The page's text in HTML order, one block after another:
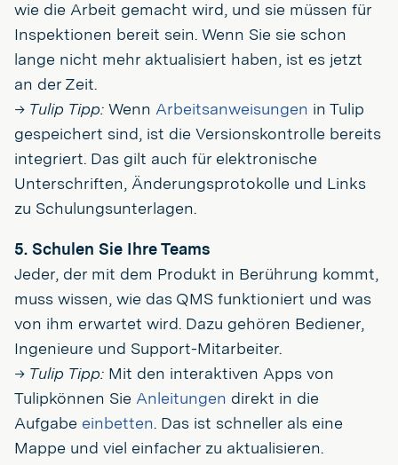
wie die Arbeit gemacht wird, und sie müssen für
Inspektionen bereit sein. Wenn Sie sie schon
lange nicht mehr aktualisiert haben, ist es jetzt
an der Zeit.
→ Tulip Tipp: Wenn Arbeitsanweisungen in Tulip
gespeichert sind, ist die Versionskontrolle bereits
integriert. Das gilt auch für elektronische
Unterschriften, Änderungsprotokolle und Links
zu Schulungsunterlagen.
5. Schulen Sie Ihre Teams
Jeder, der mit dem Produkt in Berührung kommt,
muss wissen, wie das QMS funktioniert und was
von ihm erwartet wird. Dazu gehören Bediener,
Ingenieure und Support-Mitarbeiter.
→ Tulip Tipp: Mit den interaktiven Apps von
Tulipkönnen Sie Anleitungen direkt in die
Aufgabe einbetten. Das ist schneller als eine
Mappe und viel einfacher zu aktualisieren.